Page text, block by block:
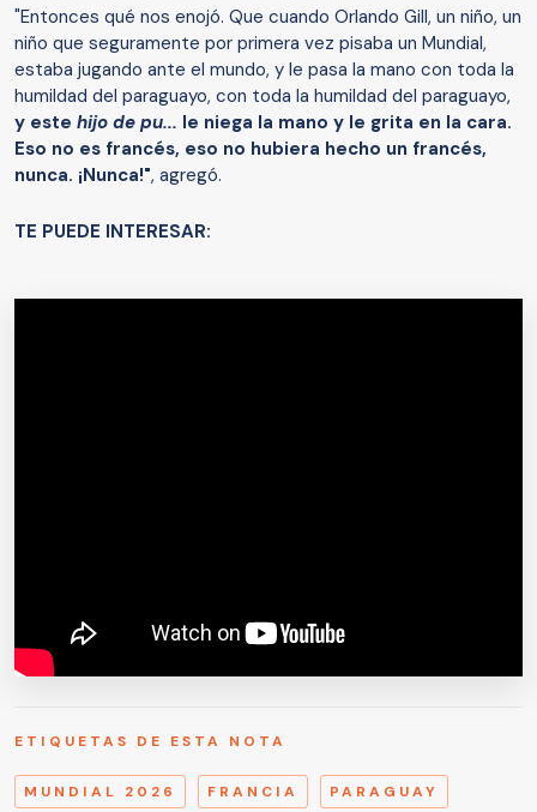
"Entonces qué nos enojó. Que cuando Orlando Gill, un niño, un
niño que seguramente por primera vez pisaba un Mundial,
estaba jugando ante el mundo, y le pasa la mano con toda la
humildad del paraguayo, con toda la humildad del paraguayo,
y este hijo de pu... le niega la mano y le grita en la cara.
Eso no es francés, eso no hubiera hecho un francés,
nunca. ¡Nunca!", agregó.
TE PUEDE INTERESAR:
ETIQUETAS DE ESTA NOTA
MUNDIAL 2026 FRANCIA PARAGUAY